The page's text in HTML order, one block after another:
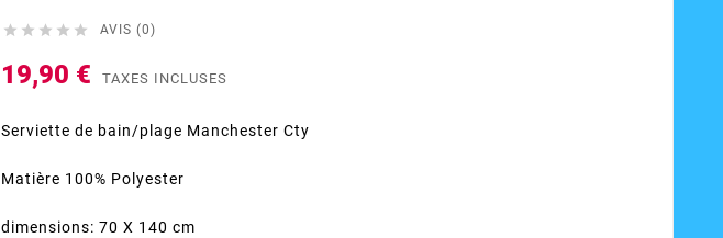
     AVIS (0)
19,90 € TAXES INCLUSES
Serviette de bain/plage Manchester Cty
Matière 100% Polyester
dimensions: 70 X 140 cm